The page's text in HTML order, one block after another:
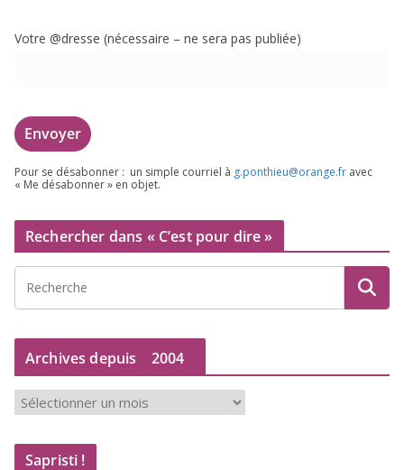
Votre @dresse (néces­saire – ne sera pas publiée)
Pour se désa­bon­ner : un simple cour­riel à g.​ponthieu@​orange.​fr avec
« Me désa­bon­ner » en objet.
Rechercher dans « C’est pour dire »
Archives depuis 2004
c
Sapristi !